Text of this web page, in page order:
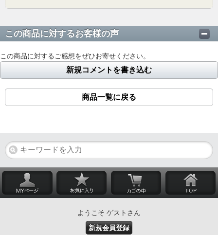
この商品に対するお客様の声
この商品に対するご感想をぜひお寄せください。
新規コメントを書き込む
商品一覧に戻る
ようこそ ゲストさん
新規会員登録